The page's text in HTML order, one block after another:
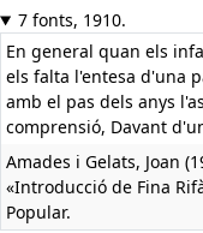
7 fonts, 1910.
En general quan els
els falta l'entesa d'una
amb el pas dels anys
comprensió, Davant
Amades i Gelats, Joan
«Introducció de Fina
Popular.